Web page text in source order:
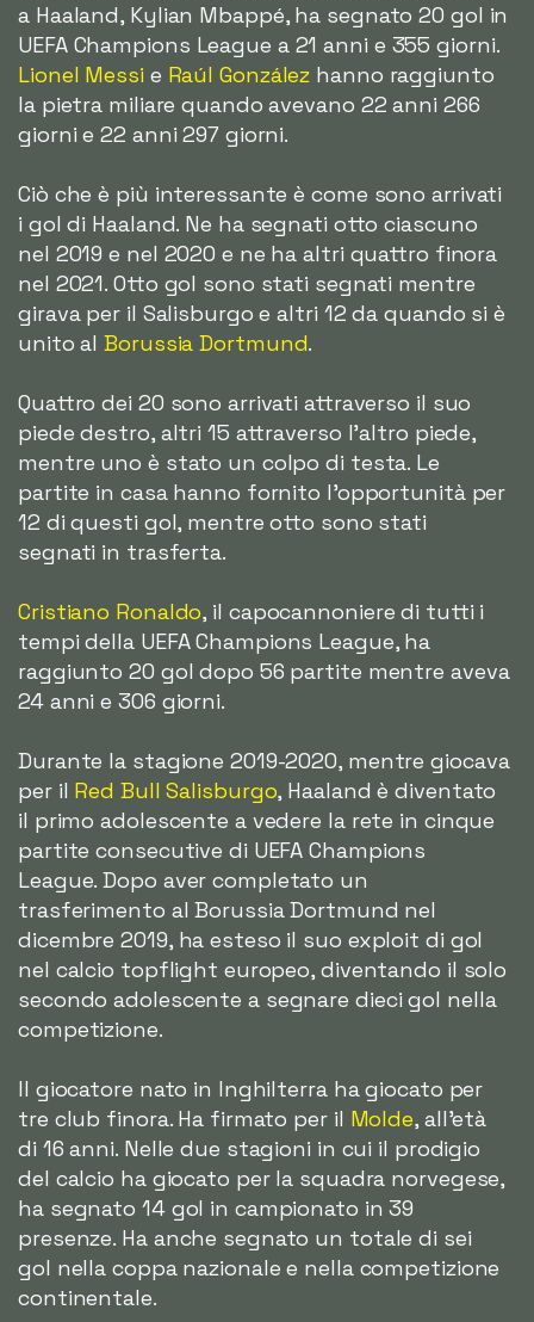
a Haaland, Kylian Mbappé, ha segnato 20 gol in
UEFA Champions League a 21 anni e 355 giorni.
Lionel Messi e Raúl González hanno raggiunto
la pietra miliare quando avevano 22 anni 266
giorni e 22 anni 297 giorni.
Ciò che è più interessante è come sono arrivati
i gol di Haaland. Ne ha segnati otto ciascuno
nel 2019 e nel 2020 e ne ha altri quattro finora
nel 2021. Otto gol sono stati segnati mentre
girava per il Salisburgo e altri 12 da quando si è
unito alBorussia Dortmund.
Quattro dei 20 sono arrivati attraverso il suo
piede destro, altri 15 attraverso l'altro piede,
mentre uno è stato un colpo di testa. Le
partite in casa hanno fornito l'opportunità per
12 di questi gol, mentre otto sono stati
segnati in trasferta.
Cristiano Ronaldo, il capocannoniere di tutti i
tempi della UEFA Champions League, ha
raggiunto 20 gol dopo 56 partite mentre aveva
24 anni e 306 giorni.
Durante la stagione 2019-2020, mentre giocava
per il Red Bull Salisburgo, Haaland è diventato
il primo adolescente a vedere la rete in cinque
partite consecutive di UEFA Champions
League. Dopo aver completato un
trasferimento al Borussia Dortmund nel
dicembre 2019, ha esteso il suo exploit di gol
nel calcio topflight europeo, diventando il solo
secondo adolescente a segnare dieci gol nella
competizione.
Il giocatore nato in Inghilterra ha giocato per
tre club finora. Ha firmato per il Molde, all'età
di 16 anni. Nelle due stagioni in cui il prodigio
del calcio ha giocato per la squadra norvegese,
ha segnato 14 gol in campionato in 39
presenze. Ha anche segnato un totale di sei
gol nella coppa nazionale e nella competizione
continentale.